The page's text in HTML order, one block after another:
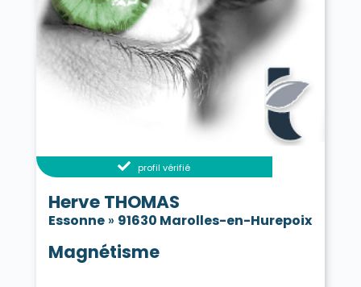
profil vérifié
Herve THOMAS
Essonne» 91630 Marolles-en-Hurepoix
Magnétisme